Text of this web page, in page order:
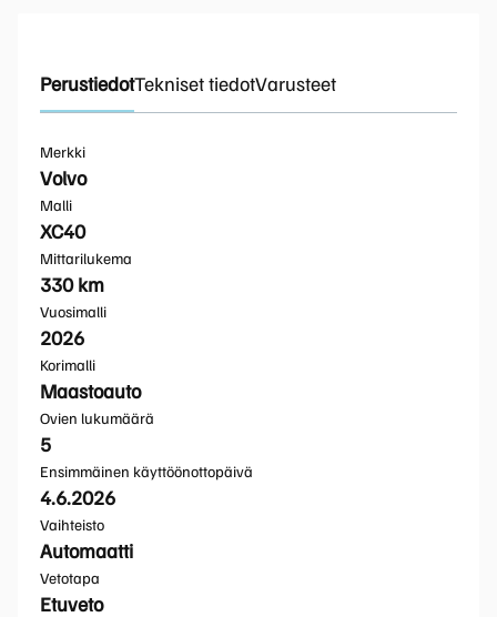
PerustiedotTekniset tiedotVarusteet
Merkki
Volvo
Malli
XC40
Mittarilukema
330 km
Vuosimalli
2026
Korimalli
Maastoauto
Ovien lukumäärä
5
Ensimmäinen käyttöönottopäivä
4.6.2026
Vaihteisto
Automaatti
Vetotapa
Etuveto